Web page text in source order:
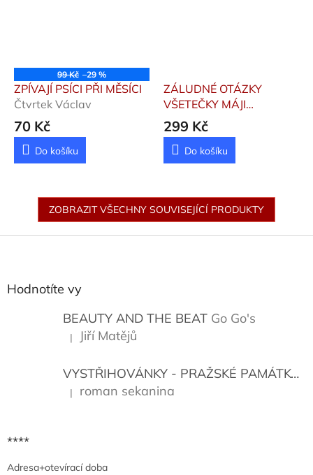
99 Kč –29 %
ZPÍVAJÍ PSÍCI PŘI MĚSÍCI
Čtvrtek Václav
70 Kč
Do košíku
ZÁLUDNÉ OTÁZKY
VŠETEČKY MÁJI
Hanáčková Pavla,
Makovská Tereza
299 Kč
Do košíku
ZOBRAZIT VŠECHNY SOUVISEJÍCÍ PRODUKTY
Hodnotíte vy
BEAUTY AND THE BEAT Go Go's
Hodnocení produktu je 5 z 5 hvězdiček.
| Jiří Matějů
VYSTŘIHOVÁNKY - PRAŽSKÉ PAMÁTKY
Hodnocení produktu je 5 z 5 hvězdiček.
| roman sekanina
****
Adresa+otevírací doba